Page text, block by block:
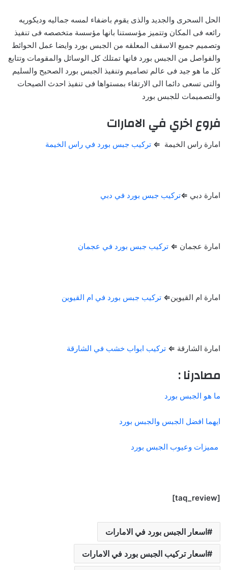
الحل السحرى والجديد والذى يقوم باضفاء لمسه جماليه وديكوريه
رائعه فى المكان وتتميز مؤسستنا بانها مؤسسة متخصصه فى تنفيذ
وتصميم جميع الاسقف المعلقه من الجبس بورد وايضا عمل الحوائط
والفواصل من الجبس بورد فانها تمتلك كل الوسائل والمقومات وتتابع
كل ما هو جيد فى عالم تصاميم وتنفيذ الجبس بورد الصحيح والسليم
والتى تسعى دائما الى الارتقاء بمستواها فى تنفيذ احدث الصيحات
والتصميمات للجبس بورد
فروع اخري في الامارات
امارة راس الخيمة ⇐ تركيب جبس بورد في راس الخيمة
امارة دبي ⇐تركيب جبس بورد في دبي
امارة عجمان ⇐ تركيب جبس بورد في عجمان
امارة ام القيوين⇐ تركيب جبس بورد في ام القيوين
امارة الشارقة ⇐ تركيب ابواب خشب في الشارقة
مصادرنا :
ما هو الجبس بورد
ايهما افضل الجبس والجبس بورد
مميزات وعيوب الجبس بورد
[taq_review]
اسعار الجبس بورد في الامارات
اسعار تركيب الجبس بورد في الامارات